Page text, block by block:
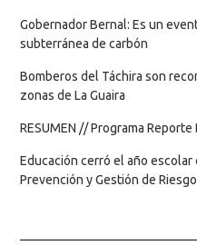
Gobernador Bernal: Es un
subterránea de carbón
Bomberos del Táchira son
zonas de La Guaira
RESUMEN // Programa Reporte
Educación cerró el año
Prevención y Gestión de